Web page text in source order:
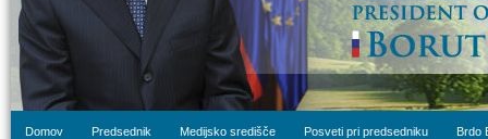
Domov Predsednik Medijsko središče Posveti pri predsedniku Brdo